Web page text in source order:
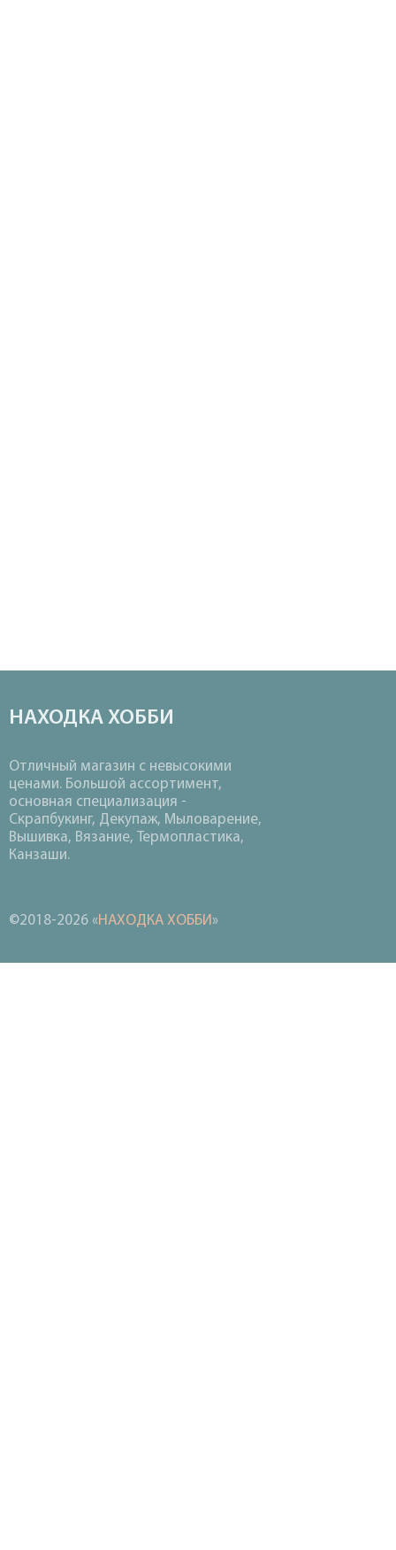
НАХОДКА ХОББИ
Отличный магазин с невысокими
ценами. Большой ассортимент,
основная специализация -
Скрапбукинг, Декупаж, Мыловарение,
Вышивка, Вязание, Термопластика,
Канзаши.
©2018-2026 «НАХОДКА ХОББИ»